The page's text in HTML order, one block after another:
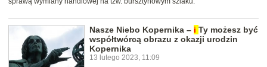
Nasze Niebo Kopernika – i Ty możesz być
współtwórcą obrazu z okazji urodzin
Kopernika
13 lutego 2023, 11:09